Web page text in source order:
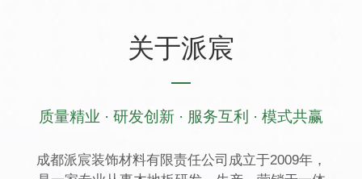
关于派宸
质量精业 · 研发创新 · 服务互利 · 模式共赢
成都派宸装饰材料有限责任公司成立于2009年，